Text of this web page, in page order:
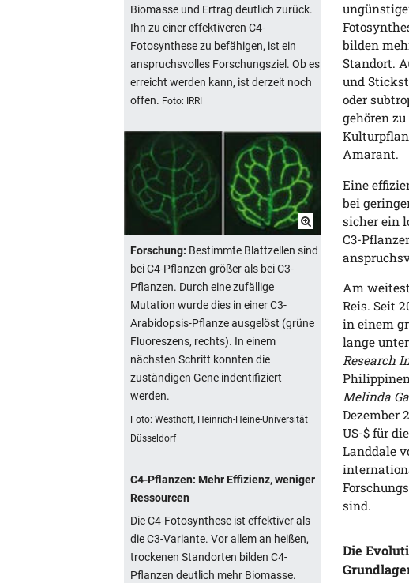
Biomasse und Ertrag deutlich zurück.
Ihn zu einer effektiveren C4-
Fotosynthese zu befähigen, ist ein
anspruchsvolles Forschungsziel. Ob es
erreicht werden kann, ist derzeit noch
offen. Foto: IRRI
Forschung: Bestimmte Blattzellen sind
bei C4-Pflanzen größer als bei C3-
Pflanzen. Durch eine zufällige
Mutation wurde dies in einer C3-
Arabidopsis-Pflanze ausgelöst (grüne
Fluoreszens, rechts). In einem
nächsten Schritt konnten die
zuständigen Gene indentifiziert
werden.
Foto: Westhoff, Heinrich-Heine-Universität
Düsseldorf
C4-Pflanzen: Mehr Effizienz, weniger
Ressourcen
Die C4-Fotosynthese ist effektiver als
die C3-Variante. Vor allem an heißen,
trockenen Standorten bilden C4-
Pflanzen deutlich mehr Biomasse.
bilden
Standort.
und
oder
gehören
Amarant.
Eine
bei
sicher ein
C3-
Am
Reis. Seit
in einem
lange
Research
Melinda
Dezember
US-$ für
Landdale
sind.
Die